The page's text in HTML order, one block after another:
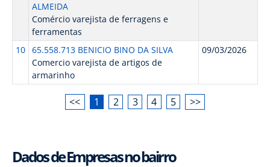
ALMEIDA
Comércio varejista de ferragens e
ferramentas
10 65.558.713 BENICIO BINO DA SILVA
Comercio varejista de artigos de
armarinho
09/03/2026
<< 1 2 3 4 5 >>
Dados de Empresas no bairro